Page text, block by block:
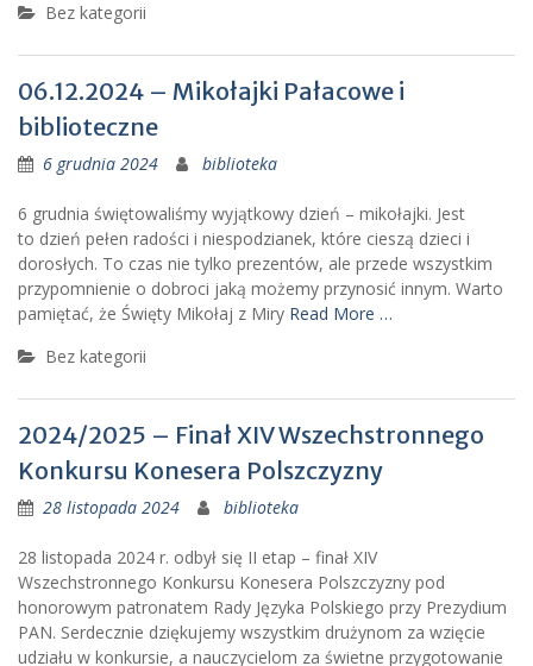
Bez kategorii
06.12.2024 – Mikołajki Pałacowe i
biblioteczne
6 grudnia 2024 biblioteka
6 grudnia świętowaliśmy wyjątkowy dzień – mikołajki. Jest
to dzień pełen radości i niespodzianek, które cieszą dzieci i
dorosłych. To czas nie tylko prezentów, ale przede wszystkim
przypomnienie o dobroci jaką możemy przynosić innym. Warto
pamiętać, że Święty Mikołaj z Miry Read More …
Bez kategorii
2024/2025 – Finał XIV Wszechstronnego
Konkursu Konesera Polszczyzny
28 listopada 2024 biblioteka
28 listopada 2024 r. odbył się II etap – finał XIV
Wszechstronnego Konkursu Konesera Polszczyzny pod
honorowym patronatem Rady Języka Polskiego przy Prezydium
PAN. Serdecznie dziękujemy wszystkim drużynom za wzięcie
udziału w konkursie, a nauczycielom za świetne przygotowanie